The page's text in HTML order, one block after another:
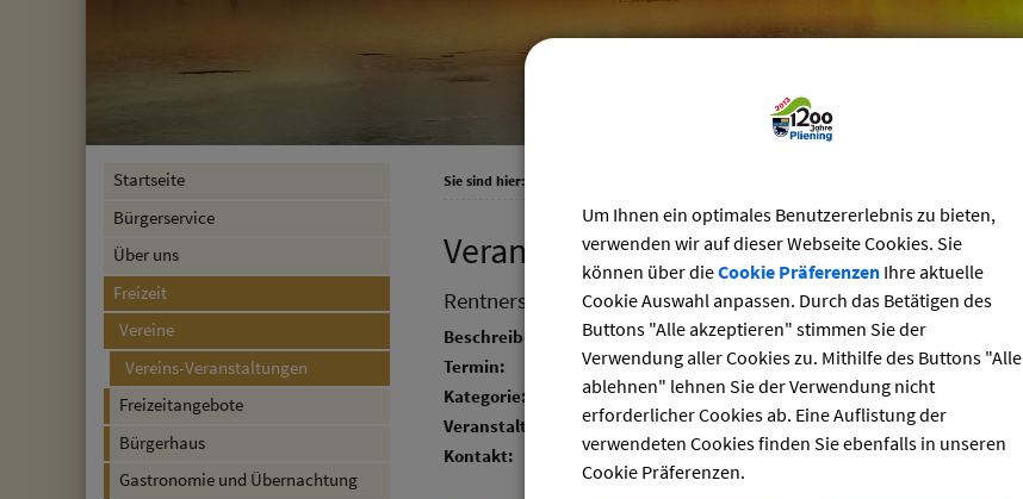
Startseite
Bürgerservice
Über uns
Freizeit
Vereine
Vereins-Veranstaltungen
Freizeitangebote
Bürgerhaus
Gastronomie und Übernachtung
Sie sind hier:
Veranstaltungskalender der Vereine
Rentnerstammtisch
Beschreibung:
Termin:
06.11.2024 von 14:00bis 16:00 Uhr
Kategorie:
Senioren
Veranstalter:
SG Ottersberg
Kontakt:
Thomas Kiefer
Um Ihnen ein optimales Benutzererlebnis zu bieten,
verwenden wir auf dieser Webseite Cookies. Sie
können über dieCookie PräferenzenIhre aktuelle
Cookie Auswahl anpassen. Durch das Betätigen des
Buttons "Alle akzeptieren" stimmen Sie der
Verwendung aller Cookies zu. Mithilfe des Buttons "Alle
ablehnen" lehnen Sie der Verwendung nicht
erforderlicher Cookies ab. Eine Auflistung der
verwendeten Cookies finden Sie ebenfalls in unseren
Cookie Präferenzen.